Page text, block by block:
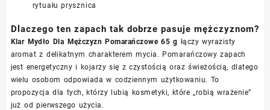
rytuału prysznica
Dlaczego ten zapach tak dobrze pasuje mężczyznom?
Klar Mydło Dla Mężczyzn Pomarańczowe 65 g łączy wyrazisty
aromat z delikatnym charakterem mycia. Pomarańczowy zapach
jest energetyczny i kojarzy się z czystością oraz świeżością, dlatego
wielu osobom odpowiada w codziennym użytkowaniu. To
propozycja dla tych, którzy lubią kosmetyki, które „robią wrażenie”
już od pierwszego użycia.